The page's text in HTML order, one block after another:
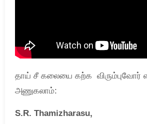
தாய் சீ கலையை கற்க விரும்புவோர்
அணுகலாம்:
S.R. Thamizharasu,